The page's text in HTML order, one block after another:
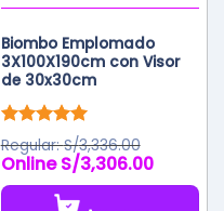
Biombo Emplomado
3X100X190cm con Visor
de 30x30cm
Valorado
con5.00
de 5
S/3,336.00
S/3,306.00